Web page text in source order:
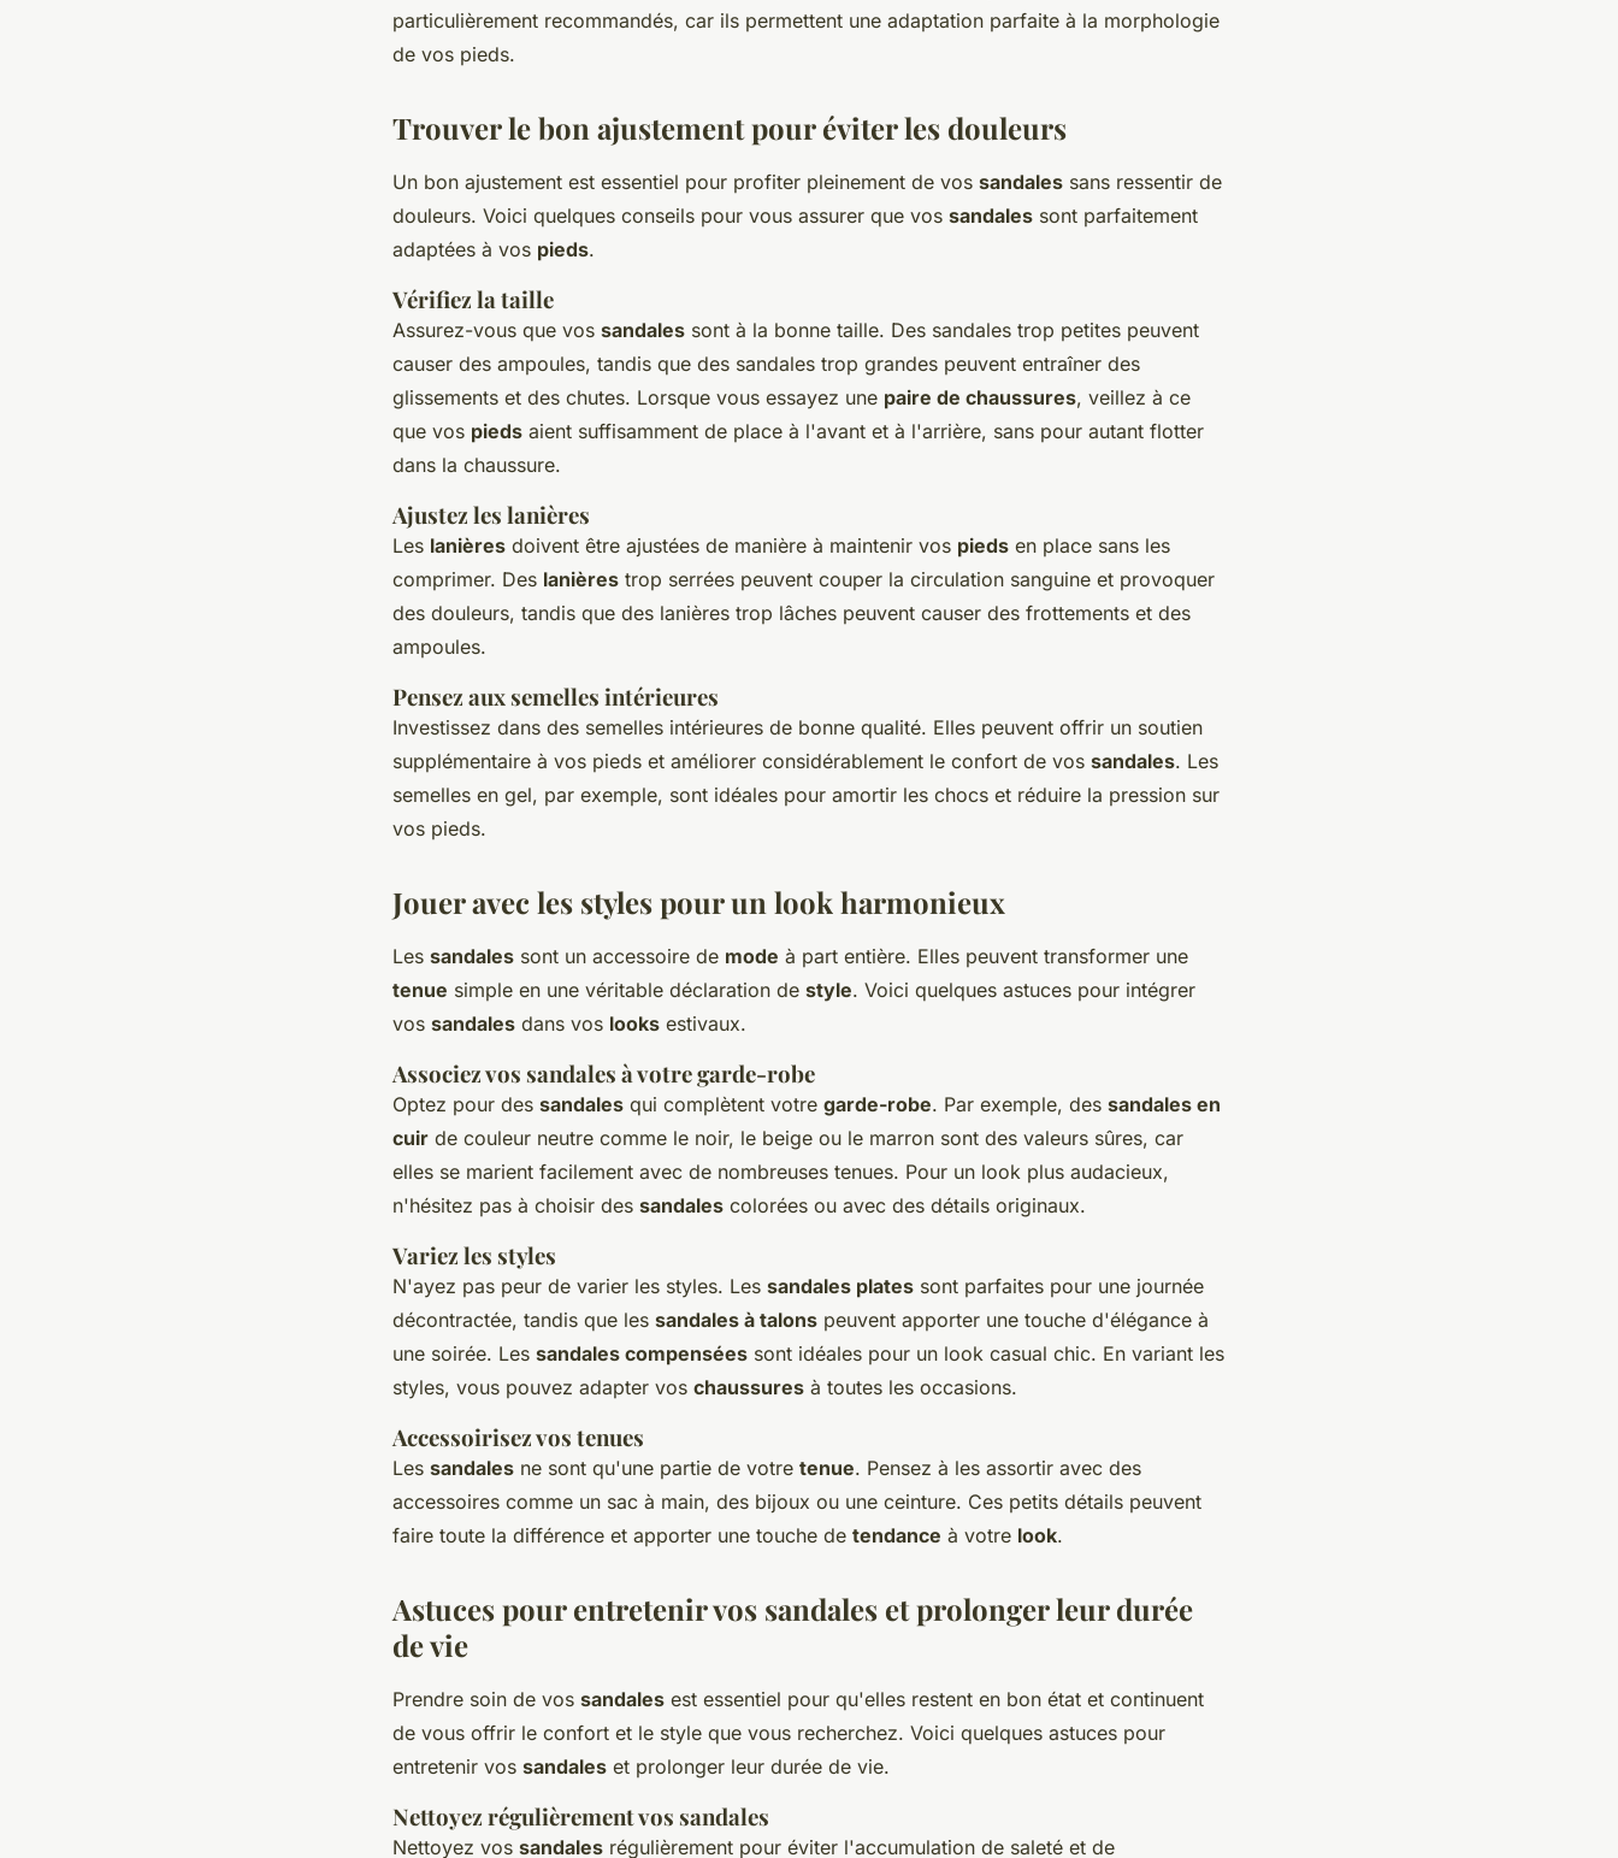
particulièrement recommandés, car ils permettent une adaptation parfaite à la morphologie
de vos pieds.
Trouver le bon ajustement pour éviter les douleurs
Un bon ajustement est essentiel pour profiter pleinement de vos sandales sans ressentir de
douleurs. Voici quelques conseils pour vous assurer que vos sandales sont parfaitement
adaptées à vos pieds.
Vérifiez la taille
Assurez-vous que vos sandales sont à la bonne taille. Des sandales trop petites peuvent
causer des ampoules, tandis que des sandales trop grandes peuvent entraîner des
glissements et des chutes. Lorsque vous essayez une paire de chaussures, veillez à ce
que vos pieds aient suffisamment de place à l'avant et à l'arrière, sans pour autant flotter
dans la chaussure.
Ajustez les lanières
Les lanières doivent être ajustées de manière à maintenir vos pieds en place sans les
comprimer. Des lanières trop serrées peuvent couper la circulation sanguine et provoquer
des douleurs, tandis que des lanières trop lâches peuvent causer des frottements et des
ampoules.
Pensez aux semelles intérieures
Investissez dans des semelles intérieures de bonne qualité. Elles peuvent offrir un soutien
supplémentaire à vos pieds et améliorer considérablement le confort de vos sandales. Les
semelles en gel, par exemple, sont idéales pour amortir les chocs et réduire la pression sur
vos pieds.
Jouer avec les styles pour un look harmonieux
Les sandales sont un accessoire de mode à part entière. Elles peuvent transformer une
tenue simple en une véritable déclaration de style. Voici quelques astuces pour intégrer
vos sandales dans vos looks estivaux.
Associez vos sandales à votre garde-robe
Optez pour des sandales qui complètent votre garde-robe. Par exemple, des sandales en
cuir de couleur neutre comme le noir, le beige ou le marron sont des valeurs sûres, car
elles se marient facilement avec de nombreuses tenues. Pour un look plus audacieux,
n'hésitez pas à choisir des sandales colorées ou avec des détails originaux.
Variez les styles
N'ayez pas peur de varier les styles. Les sandales plates sont parfaites pour une journée
décontractée, tandis que les sandales à talons peuvent apporter une touche d'élégance à
une soirée. Les sandales compensées sont idéales pour un look casual chic. En variant les
styles, vous pouvez adapter vos chaussures à toutes les occasions.
Accessoirisez vos tenues
Les sandales ne sont qu'une partie de votre tenue. Pensez à les assortir avec des
accessoires comme un sac à main, des bijoux ou une ceinture. Ces petits détails peuvent
faire toute la différence et apporter une touche de tendance à votre look.
Astuces pour entretenir vos sandales et prolonger leur durée
de vie
Prendre soin de vos sandales est essentiel pour qu'elles restent en bon état et continuent
de vous offrir le confort et le style que vous recherchez. Voici quelques astuces pour
entretenir vos sandales et prolonger leur durée de vie.
Nettoyez régulièrement vos sandales
Nettoyez vos sandales régulièrement pour éviter l'accumulation de saleté et de